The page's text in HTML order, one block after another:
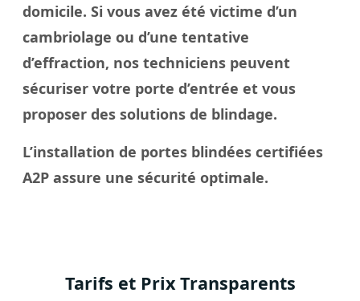
domicile. Si vous avez été victime d’un
cambriolage ou d’une tentative
d’effraction, nos techniciens peuvent
sécuriser votre porte d’entrée et vous
proposer des solutions de blindage.
L’installation de portes blindées certifiées
A2P assure une sécurité optimale.
Tarifs et Prix Transparents